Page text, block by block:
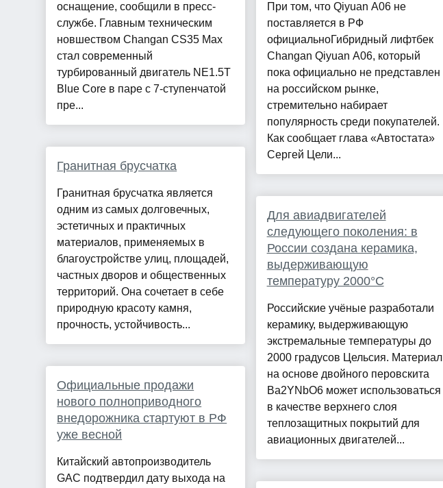
оснащение, сообщили в пресс-
службе. Главным техническим
новшеством Changan CS35 Max
стал современный
турбированный двигатель NE1.5T
Blue Core в паре с 7-ступенчатой
пре...
Гранитная брусчатка
Гранитная брусчатка является
одним из самых долговечных,
эстетичных и практичных
материалов, применяемых в
благоустройстве улиц, площадей,
частных дворов и общественных
территорий. Она сочетает в себе
природную красоту камня,
прочность, устойчивость...
Официальные продажи
нового полноприводного
внедорожника стартуют в РФ
уже весной
Китайский автопроизводитель
GAC подтвердил дату выхода на
При том, что Qiyuan A06 не
поставляется в РФ
официальноГибридный лифтбек
Changan Qiyuan A06, который
пока официально не представлен
на российском рынке,
стремительно набирает
популярность среди покупателей.
Как сообщает глава «Автостата»
Сергей Цели...
Для авиадвигателей
следующего поколения: в
России создана керамика,
выдерживающую
температуру 2000°C
Российские учёные разработали
керамику, выдерживающую
экстремальные температуры до
2000 градусов Цельсия. Материал
на основе двойного перовскита
Ba2YNbO6 может использоваться
в качестве верхнего слоя
теплозащитных покрытий для
авиационных двигателей...